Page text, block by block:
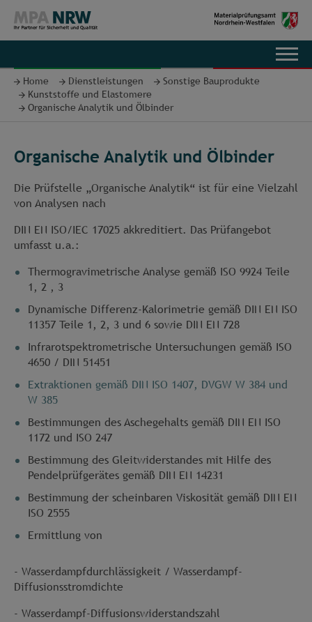
Home Dienstleistungen
Sonstige Bauprodukte
Kunststoffe und Elastomere
Organische Analytik und Ölbinder
Organische Analytik und Ölbinder
Die Prüfstelle „Organische Analytik“ ist für eine Vielzahl
von Analysen nach
DIN EN ISO/IEC 17025 akkreditiert. Das Prüfangebot
umfasst u.a.:
Thermogravimetrische Analyse gemäß ISO 9924 Teile
1, 2 , 3
Dynamische Differenz-Kalorimetrie gemäß DIN EN ISO
11357 Teile 1, 2, 3 und 6 sowie DIN EN 728
Infrarotspektrometrische Untersuchungen gemäß ISO
4650 / DIN 51451
Extraktionen gemäß DIN ISO 1407, DVGW W 384 und
W 385
Bestimmungen des Aschegehalts gemäß DIN EN ISO
1172 und ISO 247
Bestimmung des Gleitwiderstandes mit Hilfe des
Pendelprüfgerätes gemäß DIN EN 14231
Bestimmung der scheinbaren Viskosität gemäß DIN EN
ISO 2555
Ermittlung von
- Wasserdampfdurchlässigkeit / Wasserdampf-
Diffusionsstromdichte
- Wasserdampf-Diffusionswiderstandszahl